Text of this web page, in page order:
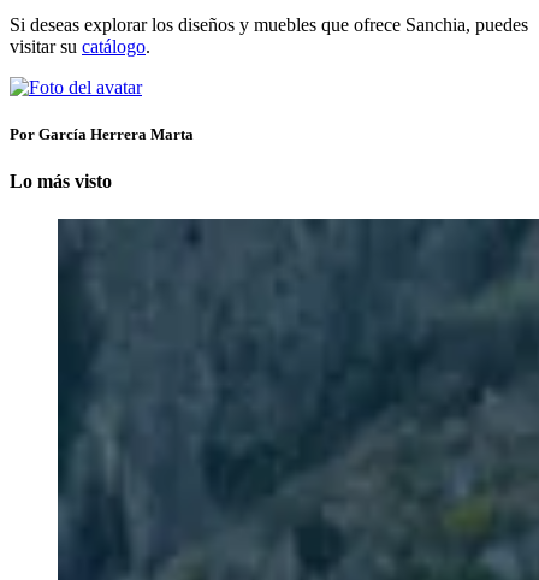
Si deseas explorar los diseños y muebles que ofrece Sanchia, puedes
visitar su catálogo.
Por García Herrera Marta
Lo más visto